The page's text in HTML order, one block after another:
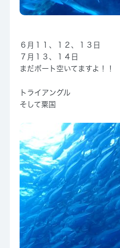
６月１１、１２、１３日
７月１３、１４日
まだボート空いてますよ！！
トライアングル
そして粟国